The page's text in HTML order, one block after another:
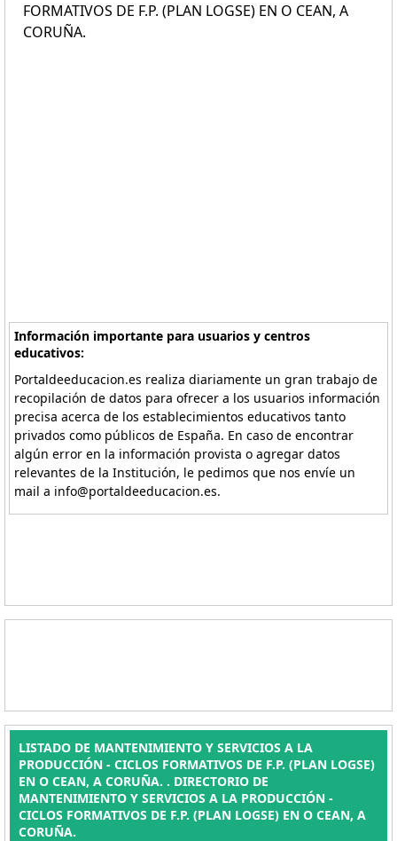
FORMATIVOS DE F.P. (PLAN LOGSE) EN O CEAN, A
CORUÑA.
Información importante para usuarios y centros
educativos:
Portaldeeducacion.es realiza diariamente un gran trabajo de
recopilación de datos para ofrecer a los usuarios información
precisa acerca de los establecimientos educativos tanto
privados como públicos de España. En caso de encontrar
algún error en la información provista o agregar datos
relevantes de la Institución, le pedimos que nos envíe un
mail a info@portaldeeducacion.es.
LISTADO DE MANTENIMIENTO Y SERVICIOS A LA
PRODUCCIÓN - CICLOS FORMATIVOS DE F.P. (PLAN LOGSE)
EN O CEAN, A CORUÑA. . DIRECTORIO DE
MANTENIMIENTO Y SERVICIOS A LA PRODUCCIÓN -
CICLOS FORMATIVOS DE F.P. (PLAN LOGSE) EN O CEAN, A
CORUÑA.